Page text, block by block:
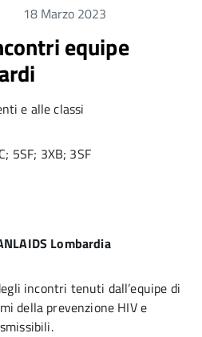
18 Marzo 2023
equipe
e alle classi
5SF; 3XB; 3SF
Lombardia
incontri tenuti dall’equipe di
della prevenzione HIV e